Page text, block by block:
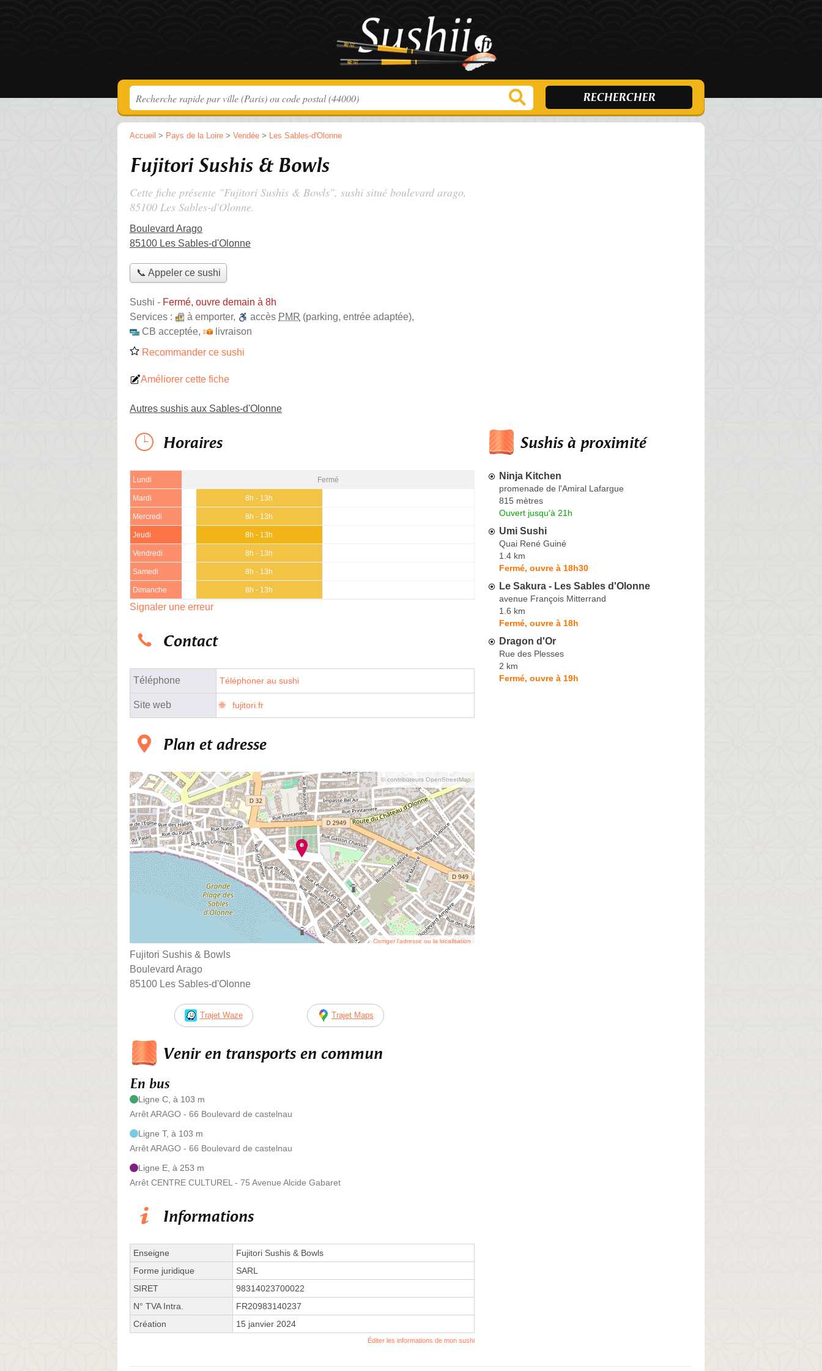
Accueil > Pays de la Loire > Vendée > Les Sables-d'Olonne
Fujitori Sushis & Bowls
Cette fiche présente "Fujitori Sushis & Bowls", sushi situé boulevard arago,
85100 Les Sables-d'Olonne.
Boulevard Arago
85100 Les Sables-d'Olonne
📞 Appeler ce sushi
Sushi - Fermé, ouvre demain à 8h
Services :
à emporter, accès PMR (parking, entrée adaptée),
CB acceptée,
livraison
Recommander ce sushi
Améliorer cette fiche
Autres sushis aux Sables-d'Olonne
Horaires
Lundi Fermé
Mardi 8h - 13h
Mercredi 8h - 13h
Jeudi 8h - 13h
Vendredi 8h - 13h
Samedi 8h - 13h
Dimanche 8h - 13h
Signaler une erreur
Contact
Téléphone Téléphoner au sushi
Site web fujitori.fr
Plan et adresse
© contributeurs OpenStreetMap
Corriger l’adresse ou la localisation
Fujitori Sushis & Bowls
Boulevard Arago
85100 Les Sables-d'Olonne
Trajet Waze Trajet Maps
Venir en transports en commun
En bus
Ligne C, à 103 m
Arrêt ARAGO - 66 Boulevard de castelnau
Ligne T, à 103 m
Arrêt ARAGO - 66 Boulevard de castelnau
Ligne E, à 253 m
Arrêt CENTRE CULTUREL - 75 Avenue Alcide Gabaret
Informations
Enseigne
Fujitori Sushis & Bowls
Forme juridique
SARL
SIRET
98314023700022
N° TVA Intra.
FR20983140237
Création
15 janvier 2024
Éditer les informations de mon sushi
Sushis à proximité
Ninja Kitchen
promenade de l'Amiral Lafargue
815 mètres
Ouvert jusqu'à 21h
Umi Sushi
Quai René Guiné
1.4 km
Fermé, ouvre à 18h30
Le Sakura - Les Sables d'Olonne
avenue François Mitterrand
1.6 km
Fermé, ouvre à 18h
Dragon d'Or
Rue des Plesses
2 km
Fermé, ouvre à 19h